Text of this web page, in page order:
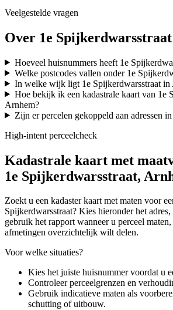
Veelgestelde vragen
Over 1e
Hoeveel huisnummers heeft 1e
Welke postcodes vallen onder 1e
In welke wijk ligt 1e Spijkerdwarsstraat in
Hoe bekijk ik een kadastrale kaart van 1e
Arnhem?
Zijn er percelen gekoppeld aan adressen
High-intent perceelcheck
Kadastrale kaart met
1e Spijkerdwarsstraat,
Zoekt u een kadaster kaart met maten voor
Spijkerdwarsstraat? Kies hieronder het
gebruik het rapport wanneer u perceel
afmetingen overzichtelijk wilt delen.
Voor welke situaties?
Kies het juiste huisnummer voordat u
Controleer perceelgrenzen en
Gebruik indicatieve maten als
schutting of uitbouw.